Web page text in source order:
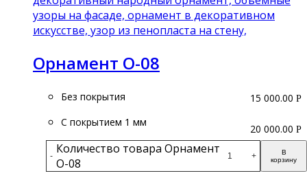
Орнамент О-08
Без покрытия
С покрытием 1 мм
- Количество товара Орнамент
О-08
+
В
корзину
15 000.00 Р
20 000.00 Р